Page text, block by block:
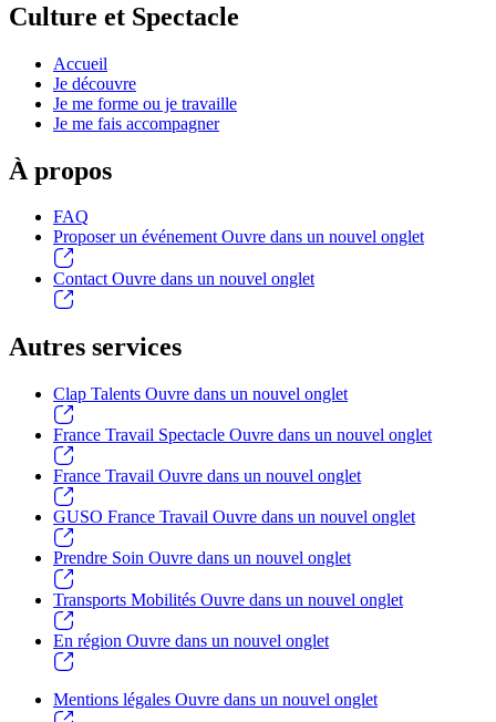
Culture et Spectacle
Accueil
Je découvre
Je me forme ou je travaille
Je me fais accompagner
À propos
FAQ
Proposer un événementOuvre dans un nouvel onglet
Contact Ouvre dans un nouvel onglet
Autres services
Clap Talents Ouvre dans un nouvel onglet
France Travail Spectacle Ouvre dans un nouvel onglet
France Travail Ouvre dans un nouvel onglet
GUSO France Travail Ouvre dans un nouvel onglet
Prendre Soin Ouvre dans un nouvel onglet
Transports Mobilités Ouvre dans un nouvel onglet
En région Ouvre dans un nouvel onglet
Mentions légales Ouvre dans un nouvel onglet